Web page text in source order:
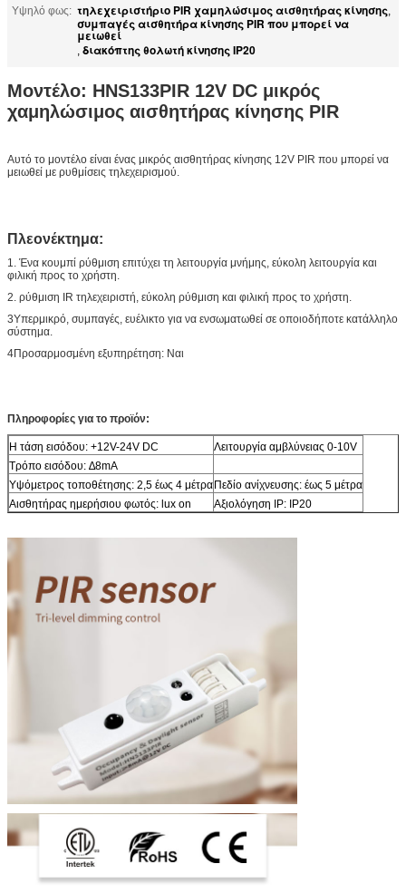
Υψηλό φως: τηλεχειριστήριο PIR χαμηλώσιμος αισθητήρας κίνησης,
συμπαγές αισθητήρα κίνησης PIR που μπορεί να
μειωθεί
, διακόπτης θολωτή κίνησης IP20
Μοντέλο: HNS133PIR 12V DC μικρός
χαμηλώσιμος αισθητήρας κίνησης PIR
Αυτό το μοντέλο είναι ένας μικρός αισθητήρας κίνησης 12V PIR που μπορεί να
μειωθεί με ρυθμίσεις τηλεχειρισμού.
Πλεονέκτημα:
1. Ένα κουμπί ρύθμιση επιτύχει τη λειτουργία μνήμης, εύκολη λειτουργία και
φιλική προς το χρήστη.
2. ρύθμιση IR τηλεχειριστή, εύκολη ρύθμιση και φιλική προς το χρήστη.
3Υπερμικρό, συμπαγές, ευέλικτο για να ενσωματωθεί σε οποιοδήποτε κατάλληλο
σύστημα.
4Προσαρμοσμένη εξυπηρέτηση: Ναι
Πληροφορίες για το προϊόν:
Η τάση εισόδου: +12V-24V DC
Λειτουργία αμβλύνειας 0-10V
Τρόπο εισόδου: ∆8mA
Υψόμετρος τοποθέτησης: 2,5 έως 4 μέτραΠεδίο ανίχνευσης: έως 5 μέτρα
Αισθητήρας ημερήσιου φωτός: lux on
Αξιολόγηση IP: IP20